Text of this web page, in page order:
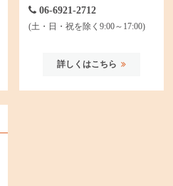
06-6921-2712
(土・日・祝を除く9:00～17:00)
詳しくはこちら